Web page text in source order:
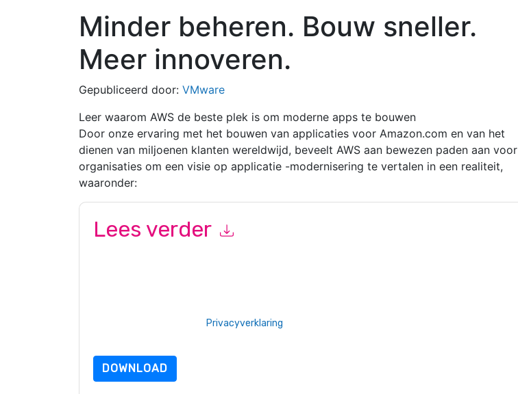
Minder beheren. Bouw sneller.
Meer innoveren.
Gepubliceerd door: VMware
Leer waarom AWS de beste plek is om moderne apps te bouwen
Door onze ervaring met het bouwen van applicaties voor Amazon.com en van het
dienen van miljoenen klanten wereldwijd, beveelt AWS aan bewezen paden aan voor
organisaties om een ​​visie op applicatie -modernisering te vertalen in een realiteit,
waaronder:
Lees verder
Privacyverklaring
DOWNLOAD